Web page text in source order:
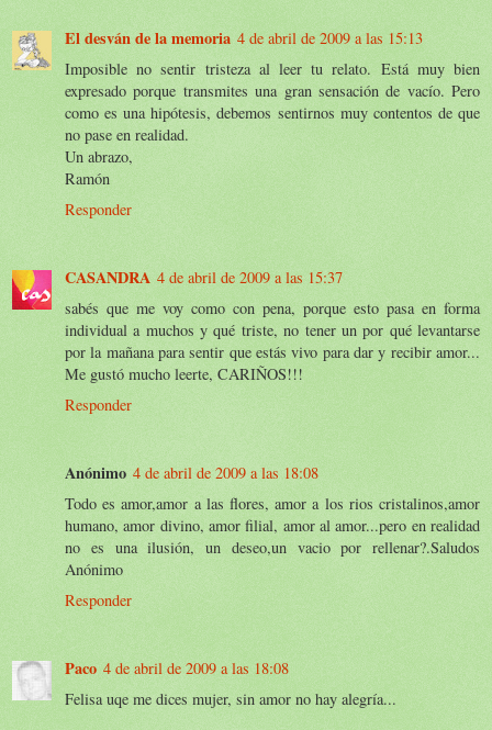
El desván de la memoria 4 de abril de 2009 a las 15:13
Imposible no sentir tristeza al leer tu relato. Está muy bien
expresado porque transmites una gran sensación de vacío. Pero
como es una hipótesis, debemos sentirnos muy contentos de que
no pase en realidad.
Un abrazo,
Ramón
Responder
CASANDRA 4 de abril de 2009 a las 15:37
sabés que me voy como con pena, porque esto pasa en forma
individual a muchos y qué triste, no tener un por qué levantarse
por la mañana para sentir que estás vivo para dar y recibir amor...
Me gustó mucho leerte, CARIÑOS!!!
Responder
Anónimo 4 de abril de 2009 a las 18:08
Todo es amor,amor a las flores, amor a los rios cristalinos,amor
humano, amor divino, amor filial, amor al amor...pero en realidad
no es una ilusión, un deseo,un vacio por rellenar?.Saludos
Anónimo
Responder
Paco 4 de abril de 2009 a las 18:08
Felisa uqe me dices mujer, sin amor no hay alegría...